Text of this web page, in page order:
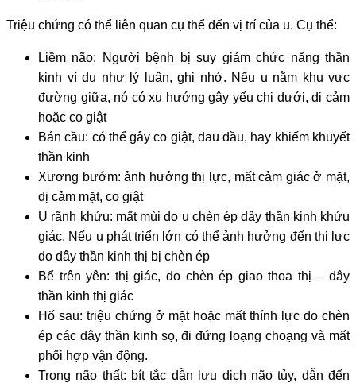
Triệu chứng có thể liên quan cụ thể đến vị trí của u. Cụ thể:
Liềm não: Người bệnh bị suy giảm chức năng thần
kinh ví dụ như lý luận, ghi nhớ. Nếu u nằm khu vực
đường giữa, nó có xu hướng gây yếu chi dưới, dị cảm
hoặc co giật
Bán cầu: có thể gây co giật, đau đầu, hay khiếm khuyết
thần kinh
Xương bướm: ảnh hưởng thị lực, mất cảm giác ở mặt,
dị cảm mặt, co giật
U rãnh khứu: mất mùi do u chèn ép dây thần kinh khứu
giác. Nếu u phát triển lớn có thể ảnh hưởng đến thị lực
do dây thần kinh thị bị chèn ép
Bể trên yên: thị giác, do chèn ép giao thoa thị – dây
thần kinh thị giác
Hố sau: triệu chứng ở mặt hoặc mất thính lực do chèn
ép các dây thần kinh sọ, đi đứng loạng choạng và mất
phối hợp vận động.
Trong não thất: bít tắc dẫn lưu dịch não tủy, dẫn đến